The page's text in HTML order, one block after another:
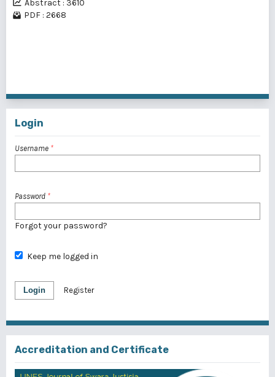
Abstract : 3610
PDF : 2668
Login
Username *
Password *
Forgot your password?
Keep me logged in
Login Register
Accreditation and Certificate